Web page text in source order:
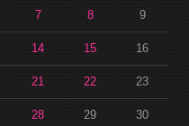
7 8 9
14 15 16
21 22 23
28 29 30